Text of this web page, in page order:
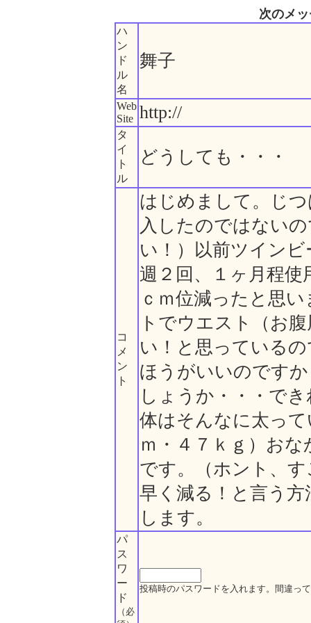
次のメ
ハ
ン
ド
ル
名
舞子
Web
Site http://
タ
イ
ト
ル
どうしても・・・
コ
メ
ン
ト
はじめまして。じ
入したのではない
い！）以前ツイン
週２回、１ヶ月程
ｃｍ位減ったと思
トでウエスト（お
い！と思っている
ほうがいいのです
しょうか・・・で
体はそんなに太っ
ｍ・４７ｋｇ）お
です。（ホント、
早く減る！と言う
します。
パ
ス
ワ
ー
ド
（必
投稿時のパスワードを入れます。間違っ